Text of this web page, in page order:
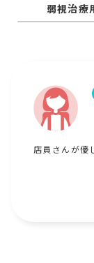
弱視治療
店員さんが優